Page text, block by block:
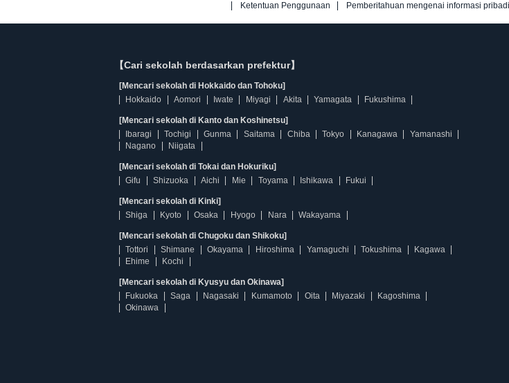
Ketentuan Penggunaan
Pemberitahuan mengenai informasi pribadi
【Cari sekolah berdasarkan prefektur】
[Mencari sekolah di Hokkaido dan Tohoku]
Hokkaido
Aomori Iwate Miyagi Akita Yamagata Fukushima
[Mencari sekolah di Kanto dan Koshinetsu]
Ibaragi
Tochigi Gunma Saitama Chiba Tokyo Kanagawa
Yamanashi
Nagano
Niigata
[Mencari sekolah di Tokai dan Hokuriku]
Gifu
Shizuoka Aichi Mie Toyama Ishikawa Fukui
[Mencari sekolah di Kinki]
Shiga
Kyoto Osaka Hyogo Nara Wakayama
[Mencari sekolah di Chugoku dan Shikoku]
Tottori
Shimane Okayama Hiroshima Yamaguchi Tokushima
Kagawa
Ehime
Kochi
[Mencari sekolah di Kyusyu dan Okinawa]
Fukuoka
Saga Nagasaki Kumamoto Oita Miyazaki
Kagoshima
Okinawa